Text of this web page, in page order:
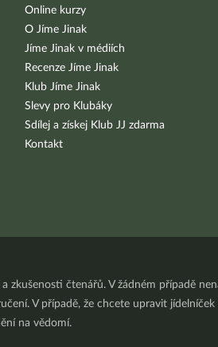
Online kurzy
O Jíme Jinak
Jíme Jinak v médiích
Recenze Jíme Jinak
Klub Jíme Jinak
Slevy pro Klubáky
Sdílej a získej Klub JJ zdarma
Kontakt
čtenářů. V žádném případě
V případě, že chcete upravit
na vědomí.